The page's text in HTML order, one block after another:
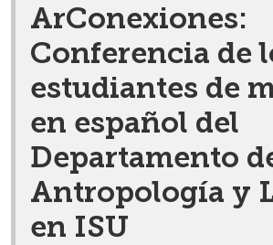
ArConexiones:
Conferencia de
estudiantes de
en español del
Departamento
Antropología y
en ISU